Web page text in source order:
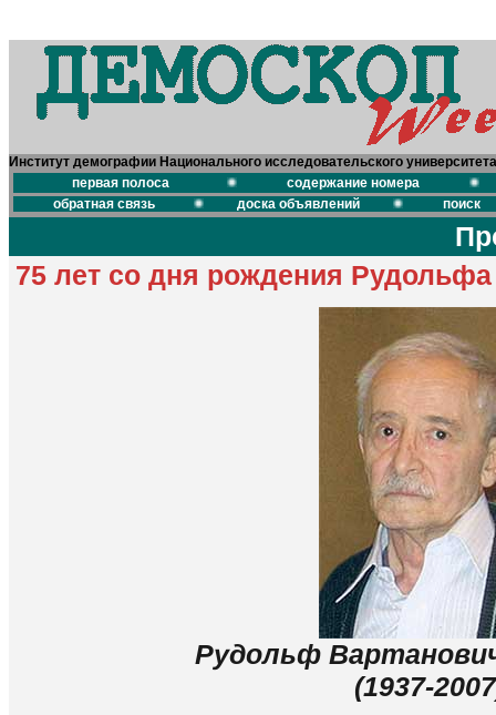
Институт демографии Национального исследовательского
первая полоса
содержание номера
обратная связь
доска объявлений поиск
75 лет со дня рождения
Рудольф
(1937-